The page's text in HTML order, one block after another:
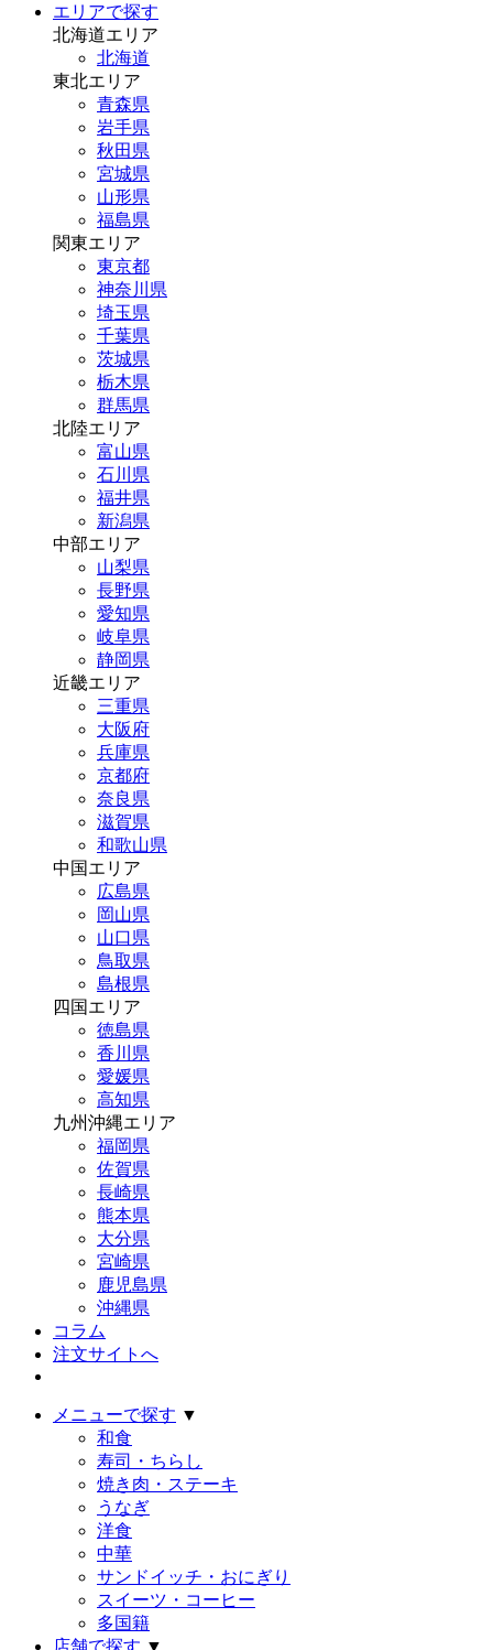
エリアで探す
北海道エリア
北海道
東北エリア
青森県
岩手県
秋田県
宮城県
山形県
福島県
関東エリア
東京都
神奈川県
埼玉県
千葉県
茨城県
栃木県
群馬県
北陸エリア
富山県
石川県
福井県
新潟県
中部エリア
山梨県
長野県
愛知県
岐阜県
静岡県
近畿エリア
三重県
大阪府
兵庫県
京都府
奈良県
滋賀県
和歌山県
中国エリア
広島県
岡山県
山口県
鳥取県
島根県
四国エリア
徳島県
香川県
愛媛県
高知県
九州沖縄エリア
福岡県
佐賀県
長崎県
熊本県
大分県
宮崎県
鹿児島県
沖縄県
コラム
注文サイトへ
メニューで探す ▼
和食
寿司・ちらし
焼き肉・ステーキ
うなぎ
洋食
中華
サンドイッチ・おにぎり
スイーツ・コーヒー
多国籍
店舗で探す ▼